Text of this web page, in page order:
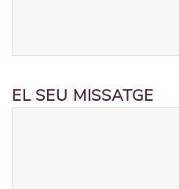
EL SEU MISSATGE